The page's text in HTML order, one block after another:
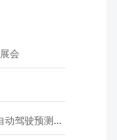
会
测模型挑战赛